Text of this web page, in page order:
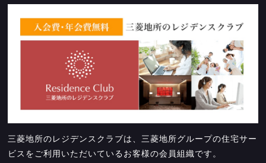
三菱地所のレジデンスクラブは、三菱地所グループの住宅サー
ビスをご利用いただいているお客様の会員組織です。